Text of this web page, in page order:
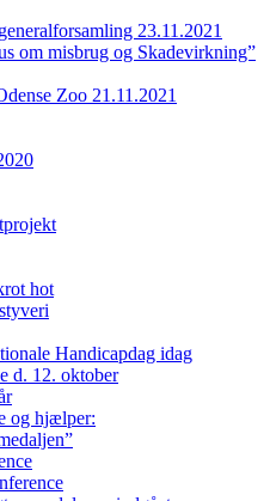
23.11.2021
om misbrug og Skadevirkning”
Zoo 21.11.2021
hot
Handicapdag idag
d. 12. oktober
og hjælper: